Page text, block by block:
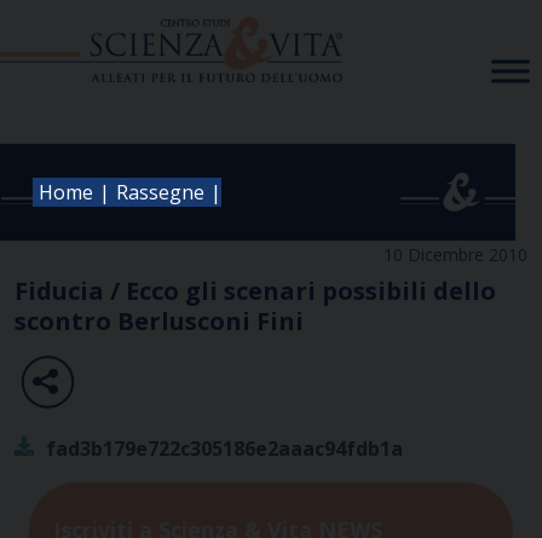
Home | Rassegne |
10 Dicembre 2010
Fiducia / Ecco gli scenari possibili dello
scontro Berlusconi Fini
fad3b179e722c305186e2aaac94fdb1a